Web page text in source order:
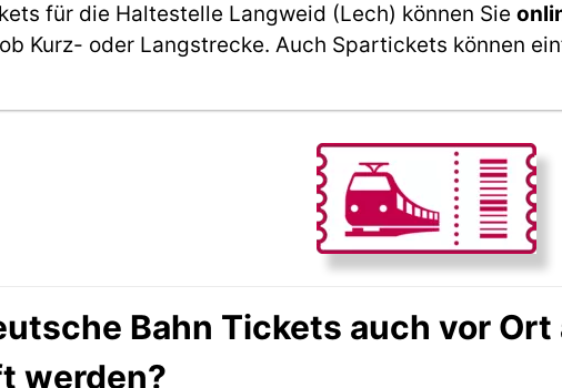
für die Haltestelle Langweid (Lech) können Sie
Kurz- oder Langstrecke. Auch Spartickets können
Bahn Tickets auch vor
werden?